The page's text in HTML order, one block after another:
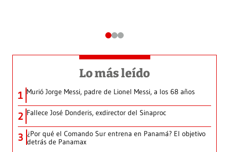
Lo más leído
1 Murió Jorge Messi, padre de Lionel Messi, a los 68 años
2 Fallece José Donderis, exdirector del Sinaproc
3 ¿Por qué el Comando Sur entrena en Panamá? El objetivo
detrás de Panamax